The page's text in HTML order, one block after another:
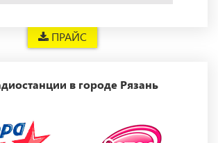
ПРАЙС
в городе Рязань